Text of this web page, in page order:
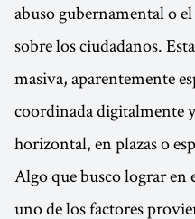
abuso gubernamental o
sobre los ciudadanos.
masiva, aparentemente
coordinada digitalmente
horizontal, en plazas o
Algo que busco lograr en
uno de los factores